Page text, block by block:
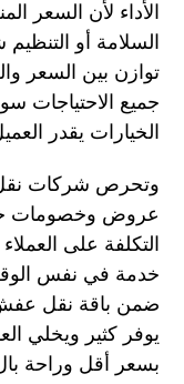
الأداء لأن السعر
السلامة أو
توازن بين السعر
جميع الاحتياجات
الخيارات يقدر
وتحرص شركات
عروض وخصومات
التكلفة على
خدمة في نفس
ضمن باقة نقل عفش
يوفر كثير ويخلي
بسعر أقل وراحة بال